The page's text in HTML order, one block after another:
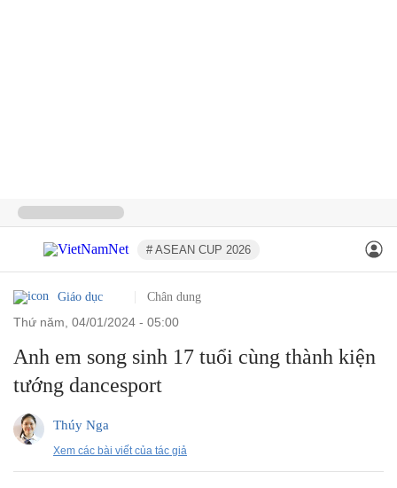
# ASEAN CUP 2026
Giáo dục Chân dung
thứ năm, 04/01/2024 - 05:00
Anh em song sinh 17 tuổi cùng thành kiện
tướng dancesport
Thúy Nga
Xem các bài viết của tác giả